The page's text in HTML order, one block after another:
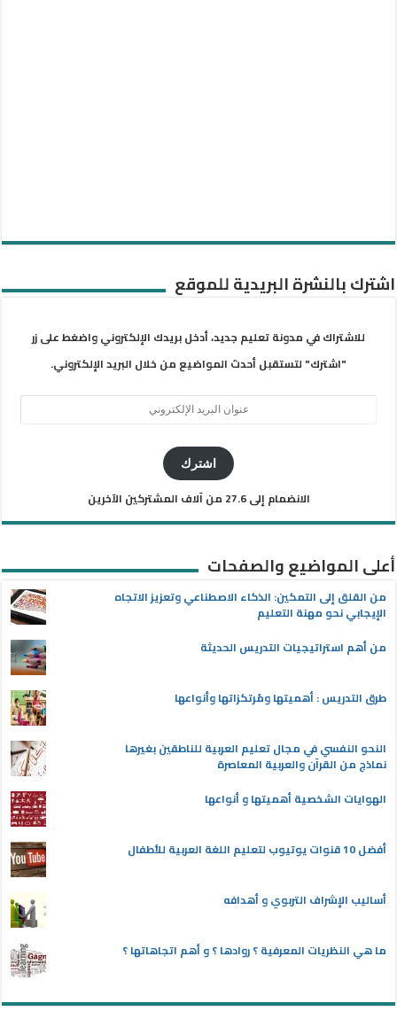
اشترك بالنشرة البريدية للموقع
للاشتراك في مدونة تعليم جديد، أدخل بريدك الإلكتروني واضغط على زر
"اشترك" لتستقبل أحدث المواضيع من خلال البريد الإلكتروني.
اشترك
الانضمام إلى 27.6 من آلاف المشتركين الآخرين
أعلى المواضيع والصفحات
من القلق إلى التمكين: الذكاء الاصطناعي وتعزيز الاتجاه
الإيجابي نحو مهنة التعليم
من أهم استراتيجيات التدريس الحديثة
طرق التدريس : أهميتها ومُرتكزاتها وأنواعها
النحو النفسي في مجال تعليم العربية للناطقين بغيرها
نماذج من القرآن والعربية المعاصرة
الهوايات الشخصية أهميتها و أنواعها
أفضل 10 قنوات يوتيوب لتعليم اللغة العربية للأطفال
أساليب الإشراف التربوي و أهدافه
ما هي النظريات المعرفية ؟ روادها ؟ و أهم اتجاهاتها ؟